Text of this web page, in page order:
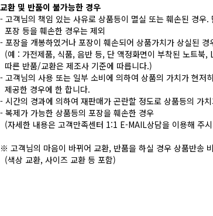
교환 및 반품이 불가능한 경우
- 고객님의 책임 있는 사유로 상품등이 멸실 또는 훼손된 경우
포장 등을 훼손한 경우는 제외
- 포장을 개봉하였거나 포장이 훼손되어 상품가치가 상실된 경
(예 : 가전제품, 식품, 음반 등, 단 액정화면이 부착된 노트북,
따른 반품/교환은 제조사 기준에 따릅니다.)
- 고객님의 사용 또는 일부 소비에 의하여 상품의 가치가 현저
제공한 경우에 한 합니다.
- 시간의 경과에 의하여 재판매가 곤란할 정도로 상품등의 가
- 복제가 가능한 상품등의 포장을 훼손한 경우
(자세한 내용은 고객만족센터 1:1 E-MAIL상담을 이용해 주
※ 고객님의 마음이 바뀌어 교환, 반품을 하실 경우 상품반송
(색상 교환, 사이즈 교환 등 포함)